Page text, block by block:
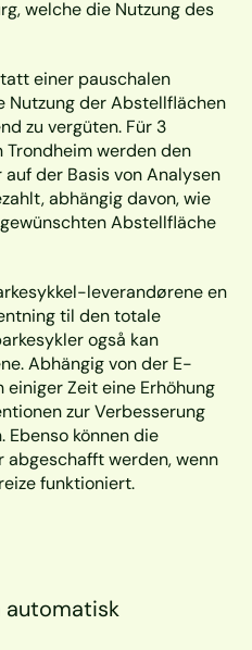
welche die Nutzung des
einer pauschalen
Nutzung der Abstellflächen
zu vergüten. Für 3
Trondheim werden den
der Basis von Analysen
abhängig davon, wie
Abstellfläche
leverandørene en
til den totale
også kan
Abhängig von der E-
einiger Zeit eine Erhöhung
zur Verbesserung
Ebenso können die
abgeschafft werden, wenn
funktioniert.
automatisk